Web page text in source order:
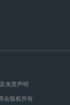
免责声明
会版权所有